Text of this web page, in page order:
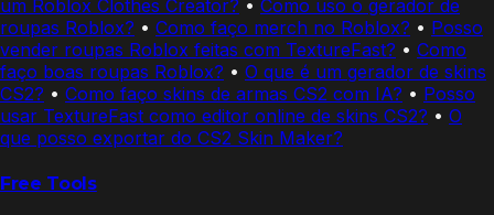
um Roblox Clothes Creator? • Como uso o gerador de
roupas Roblox? • Como faço merch no Roblox? • Posso
vender roupas Roblox feitas com TextureFast? • Como
faço boas roupas Roblox? • O que é um gerador de skins
CS2? • Como faço skins de armas CS2 com IA? • Posso
usar TextureFast como editor online de skins CS2? • O
que posso exportar do CS2 Skin Maker?
Free Tools